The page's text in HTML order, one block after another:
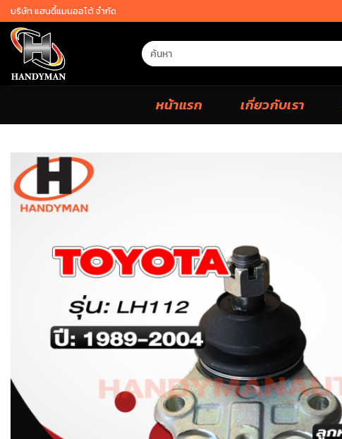
Skip
to
content
บริษัท แฮนดี้แมนออโต้ จำกัด
Search
for:
หน้าแรก เกี่ยวกับเรา